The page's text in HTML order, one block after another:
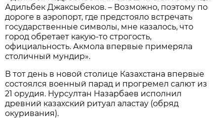
Адильбек Джаксыбеков. – Возможно, поэтому по
дороге в аэропорт, где предстояло встречать
государственные символы, мне казалось, что
город обретает какую-то строгость,
официальность. Акмола впервые примеряла
столичный мундир».
В тот день в новой столице Казахстана впервые
состоялся военный парад и прогремел салют из
21 орудия. Нурсултан Назарбаев исполнил
древний казахский ритуал аластау (обряд
окуривания).